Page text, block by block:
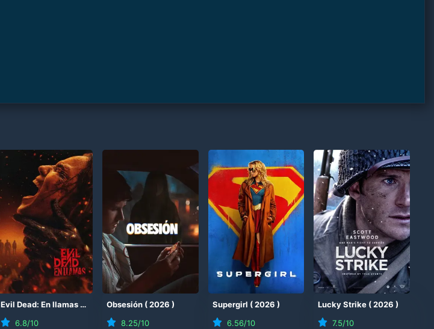
Evil Dead: En llamas (2026
)
6.8/10
Obsesión (2026 )
8.25/10
Supergirl (2026 )
6.56/10
Lucky Strike (2026 )
7.5/10